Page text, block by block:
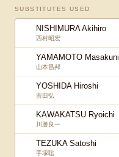
SUBSTITUTES USED
NISHIMURA Akihiro
西村昭宏
YAMAMOTO Masakuni
山本昌邦
YOSHIDA Hiroshi
吉田弘
KAWAKATSU Ryoichi
川勝良一
TEZUKA Satoshi
手塚聡